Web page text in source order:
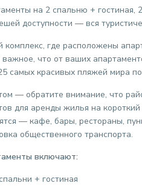
на 2 спальню +
доступности — вся
где расположены
важное, что от ваших
самых красивых пляжей мира
— обратите внимание, что
для аренды жилья на
— кафе, бары, рестораны,
общественного транспорта.
включают:
+ гостиная